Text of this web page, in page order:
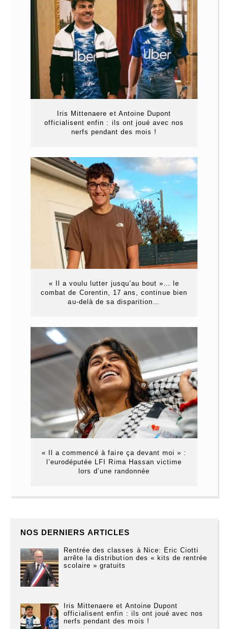
Iris Mittenaere et Antoine Dupont
officialisent enfin : ils ont joué avec nos
nerfs pendant des mois !
« Il a voulu lutter jusqu’au bout »… le
combat de Corentin, 17 ans, continue bien
au-delà de sa disparition…
« Il a commencé à faire ça devant moi » :
l’eurodéputée LFI Rima Hassan victime
lors d’une randonnée
NOS DERNIERS ARTICLES
Rentrée des classes à Nice: Éric Ciotti
arrête la distribution des « kits de rentrée
scolaire » gratuits
Iris Mittenaere et Antoine Dupont
officialisent enfin : ils ont joué avec nos
nerfs pendant des mois !